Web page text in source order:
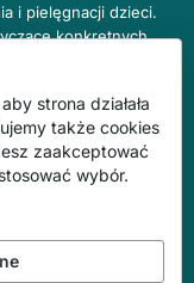
i pielęgnacji dzieci.
konkretnych
z prowadzącym
specjalistą w danej
za treść reklam,
prawnych ani
wyniknąć na skutek
konsultacji
wpisy
strona działała
także cookies
zaakceptować
wybór.